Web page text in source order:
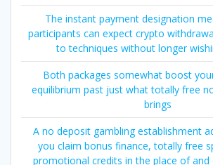
The instant payment designation
participants can expect crypto
to techniques without longer
Both packages somewhat boost
equilibrium past just what totally free
brings
A no deposit gambling establishment
you claim bonus finance, totally free
promotional credits in the place of and